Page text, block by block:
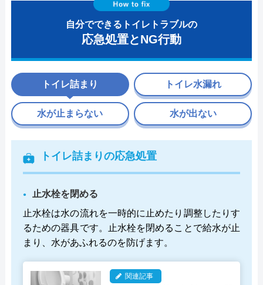
自分でできるトイレトラブルの
応急処置とNG行動
トイレ詰まり
トイレ詰まりの応急処置
止水栓を閉める
止水栓は水の流れを一時的に止めたり調整したりす
るための器具です。止水栓を閉めることで給水が止
まり、水があふれるのを防げます。
関連記事
トイレ水漏れ
水が止まらない 水が出ない